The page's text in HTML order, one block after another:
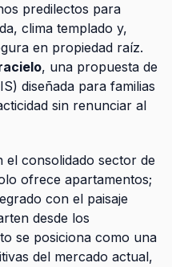
predilectos para
clima templado y,
en propiedad raíz.
, una propuesta de
diseñada para familias
sin renunciar al
el consolidado sector de
ofrece apartamentos;
con el paisaje
desde los
se posiciona como una
del mercado actual,